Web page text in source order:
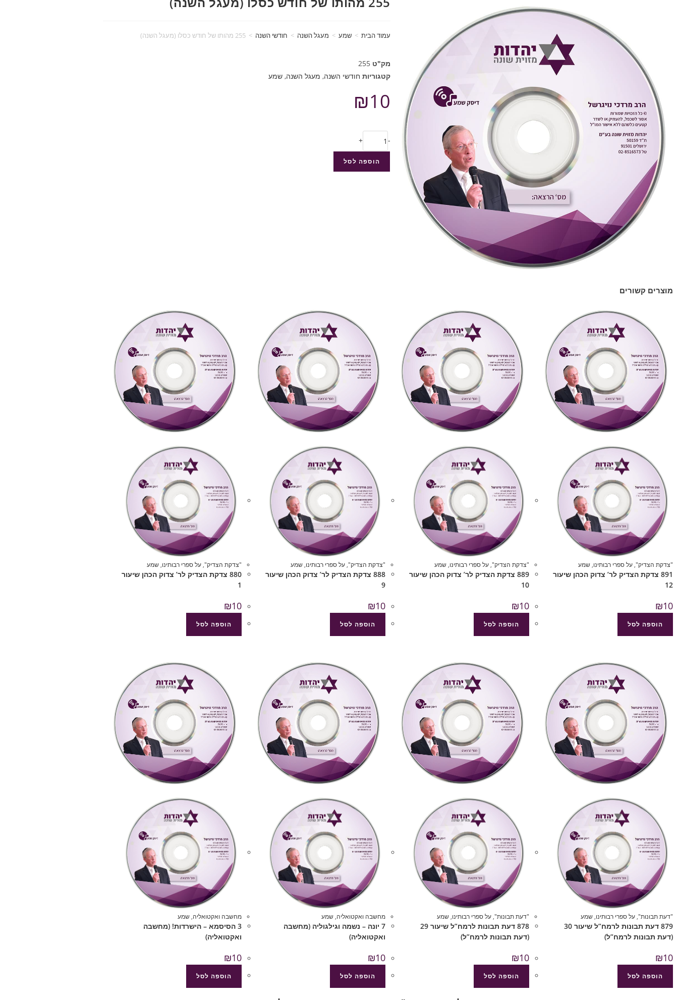
עמוד הבית > שמע > מעגל השנה > חודשי השנה > 255 מהותו של חודש כסלו (מעגל השנה)
מק"ט 255
קטגוריות חודשי השנה, מעגל השנה, שמע
₪10
-
+
הוספה לסל
מוצרים קשורים
"צדקת הצדיק", על ספרי רבותינו, שמע
891 צדקת הצדיק לר’ צדוק הכהן שיעור
12
₪10
הוספה לסל
"צדקת הצדיק", על ספרי רבותינו, שמע
889 צדקת הצדיק לר’ צדוק הכהן שיעור
10
₪10
הוספה לסל
"צדקת הצדיק", על ספרי רבותינו, שמע
888 צדקת הצדיק לר’ צדוק הכהן שיעור
9
₪10
הוספה לסל
"צדקת הצדיק", על ספרי רבותינו, שמע
880 צדקת הצדיק לר’ צדוק הכהן שיעור
1
₪10
הוספה לסל
"דעת תבונות", על ספרי רבותינו, שמע
879 דעת תבונות לרמח”ל שיעור 30
(דעת תבונות לרמח”ל)
₪10
הוספה לסל
"דעת תבונות", על ספרי רבותינו, שמע
878 דעת תבונות לרמח”ל שיעור 29
(דעת תבונות לרמח”ל)
₪10
הוספה לסל
מחשבה ואקטואליה, שמע
7 יונה – נשמה וגילגוליה (מחשבה
ואקטואליה)
₪10
הוספה לסל
מחשבה ואקטואליה, שמע
3 הסיסמא – הישרדות! (מחשבה
ואקטואליה)
₪10
הוספה לסל